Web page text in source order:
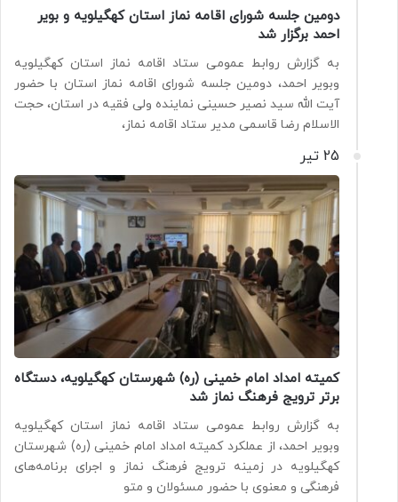
دومین جلسه شورای اقامه نماز استان کهگیلویه و بویر
احمد برگزار شد
به گزارش روابط عمومی ستاد اقامه نماز استان کهگیلویه
وبویر احمد، دومین جلسه شورای اقامه نماز استان با حضور
آیت الله سید نصیر حسینی نماینده ولی فقیه در استان، حجت
الاسلام رضا قاسمی مدیر ستاد اقامه نماز،
25 تیر
کمیته امداد امام خمینی (ره) شهرستان کهگیلویه، دستگاه
برتر ترویج فرهنگ نماز شد
به گزارش روابط عمومی ستاد اقامه نماز استان کهگیلویه
وبویر احمد، از عملکرد کمیته امداد امام خمینی (ره) شهرستان
کهگیلویه در زمینه ترویج فرهنگ نماز و اجرای برنامه‌های
فرهنگی و معنوی با حضور مسئولان و متو